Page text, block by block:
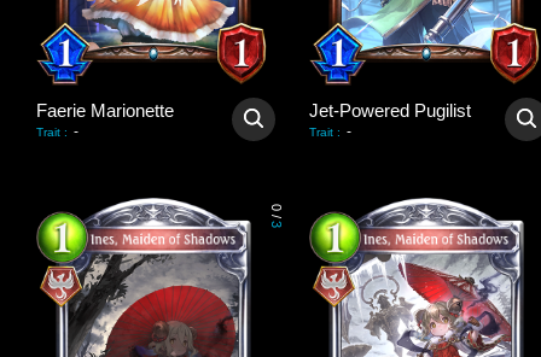
Faerie Marionette
Trait : -
Jet-Powered Pugilist
Trait : -
0
/
3